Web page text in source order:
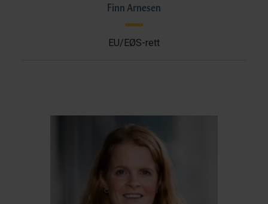
Finn Arnesen
EU/EØS-rett